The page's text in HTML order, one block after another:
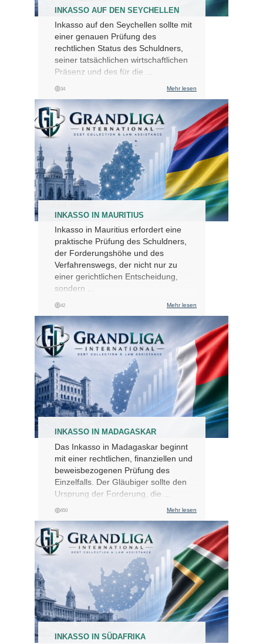
INKASSO AUF DEN SEYCHELLEN
Inkasso auf den Seychellen sollte mit
einer genauen Prüfung des
rechtlichen Status des Schuldners,
seiner tatsächlichen wirtschaftlichen
Präsenz und des für die ...
34 Mehr lesen
INKASSO IN MAURITIUS
Inkasso in Mauritius erfordert eine
praktische Prüfung des Schuldners,
der Forderungshöhe und des
Verfahrenswegs, der nicht nur zu
einer gerichtlichen Entscheidung,
sondern ...
42 Mehr lesen
INKASSO IN MADAGASKAR
Das Inkasso in Madagaskar beginnt
mit einer rechtlichen, finanziellen und
beweisbezogenen Prüfung des
Einzelfalls. Der Gläubiger sollte den
Ursprung der Forderung, die ...
650 Mehr lesen
INKASSO IN SÜDAFRIKA